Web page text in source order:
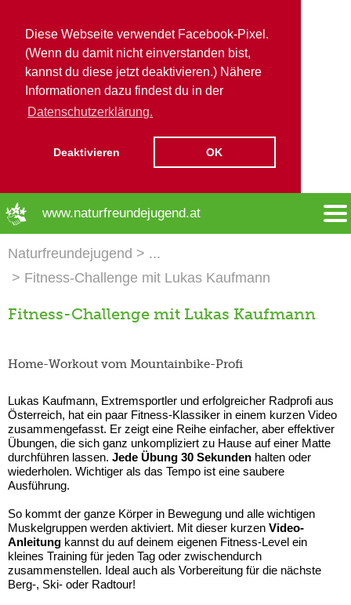
Diese Webseite verwendet Facebook-Pixel.
(Wenn du damit nicht einverstanden bist,
kannst du diese jetzt deaktivieren.) Nähere
Informationen dazu findest du in der
Datenschutzerklärung.
Deaktivieren OK
www.naturfreundejugend.at
Naturfreundejugend
Fitness-Challenge mit Lukas Kaufmann
Fitness-Challenge mit Lukas Kaufmann
Home-Workout vom Mountainbike-Profi
Lukas Kaufmann, Extremsportler und erfolgreicher Radprofi aus
Österreich, hat ein paar Fitness-Klassiker in einem kurzen Video
zusammengefasst. Er zeigt eine Reihe einfacher, aber effektiver
Übungen, die sich ganz unkompliziert zu Hause auf einer Matte
durchführen lassen. Jede Übung 30 Sekunden halten oder
wiederholen. Wichtiger als das Tempo ist eine saubere
Ausführung.
So kommt der ganze Körper in Bewegung und alle wichtigen
Muskelgruppen werden aktiviert. Mit dieser kurzen Video-
Anleitung kannst du auf deinem eigenen Fitness-Level ein
kleines Training für jeden Tag oder zwischendurch
zusammenstellen. Ideal auch als Vorbereitung für die nächste
Berg-, Ski- oder Radtour!